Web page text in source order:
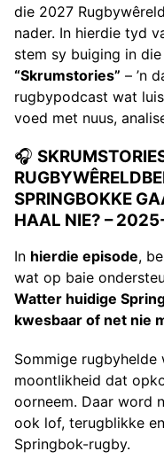
die 2027
nader. In hierdie tyd
stem sy buiging in
“Skrumstories” – ’n
rugbypodcast wat
voed met nuus,
🎧
SPRINGBOKKE
HAAL NIE? –
In hierdie episode,
wat op baie
Watter huidige
kwesbaar of net nie
Sommige
moontlikheid dat
oorneem. Daar word
ook lof, terugblikke
Springbok-rugby.